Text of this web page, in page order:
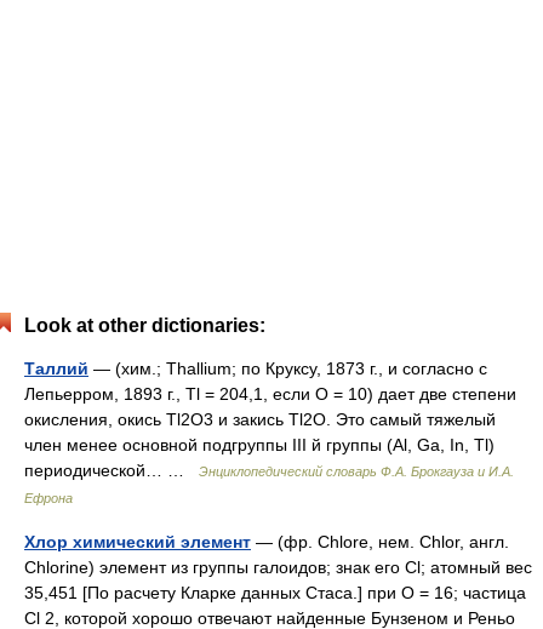
Look at other dictionaries:
Таллий — (хим.; Thallium; по Круксу, 1873 г., и согласно с
Лепьерром, 1893 г., Tl = 204,1, если О = 10) дает две степени
окисления, окись Tl2О3 и закись Τl2O. Это самый тяжелый
член менее основной подгруппы III й группы (Al, Ga, In, Tl)
периодической… …
Энциклопедический словарь Ф.А. Брокгауза и И.А.
Ефрона
Хлор химический элемент — (фр. Chlore, нем. Chlor, англ.
Chlorine) элемент из группы галоидов; знак его Cl; атомный вес
35,451 [Пo расчету Кларке данных Стаса.] при O = 16; частица
Cl 2, которой хорошо отвечают найденные Бунзеном и Реньо